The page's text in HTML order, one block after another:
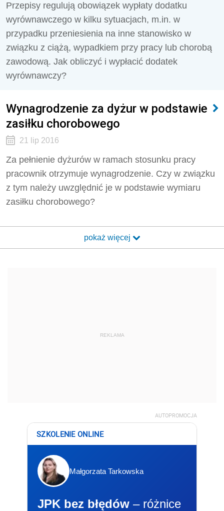
Przepisy regulują obowiązek wypłaty dodatku
wyrównawczego w kilku sytuacjach, m.in. w
przypadku przeniesienia na inne stanowisko w
związku z ciążą, wypadkiem przy pracy lub chorobą
zawodową. Jak obliczyć i wypłacić dodatek
wyrównawczy?
Wynagrodzenie za dyżur w podstawie
zasiłku chorobowego
21 lip 2016
Za pełnienie dyżurów w ramach stosunku pracy
pracownik otrzymuje wynagrodzenie. Czy w związku
z tym należy uwzględnić je w podstawie wymiaru
zasiłku chorobowego?
pokaż więcej
REKLAMA
AUTOPROMOCJA
SZKOLENIE ONLINE
Małgorzata Tarkowska
JPK bez błędów – różnice